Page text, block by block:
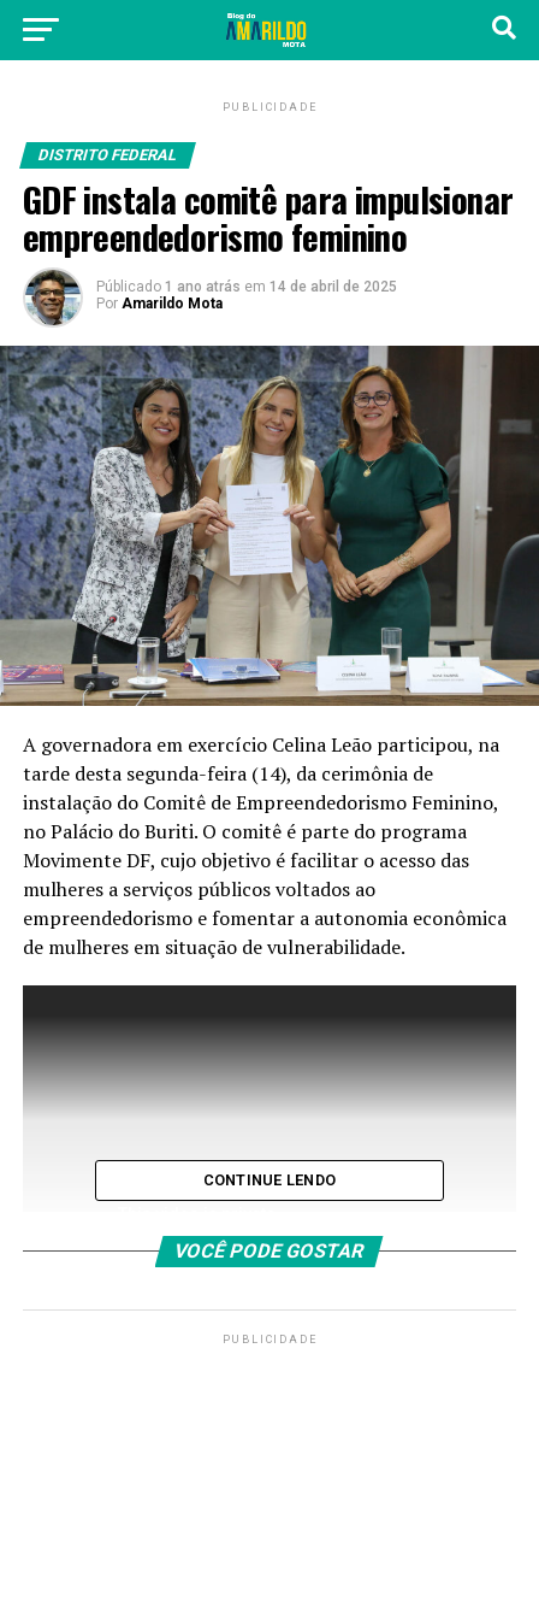
PUBLICIDADE
DISTRITO FEDERAL
GDF instala comitê para impulsionar
empreendedorismo feminino
Públicado 1 ano atrás em 14 de abril de 2025
Por Amarildo Mota
A governadora em exercício Celina Leão participou, na
tarde desta segunda-feira (14), da cerimônia de
instalação do Comitê de Empreendedorismo Feminino,
no Palácio do Buriti. O comitê é parte do programa
Movimente DF, cujo objetivo é facilitar o acesso das
mulheres a serviços públicos voltados ao
empreendedorismo e fomentar a autonomia econômica
de mulheres em situação de vulnerabilidade.
CONTINUE LENDO
VOCÊ PODE GOSTAR
PUBLICIDADE